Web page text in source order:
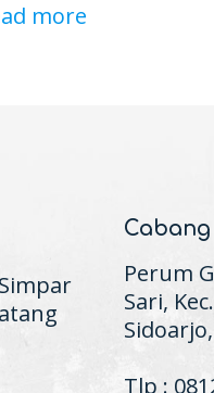
more
Perum
Sari,
Tlp :